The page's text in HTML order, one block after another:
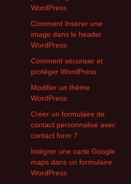
WordPress
Comment Insérer une
image dans le header
WordPress
Comment sécuriser et
protéger WordPress
Modifier un thème
WordPress
Créer un formulaire de
contact personnalisé avec
contact form 7
Intégrer une carte Google
maps dans un formulaire
WordPress